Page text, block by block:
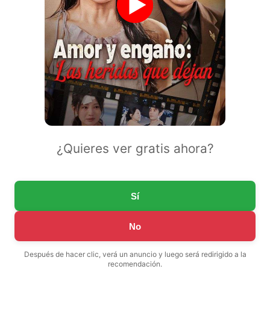
¿Quieres ver gratis ahora?
Sí
No
Después de hacer clic, verá un anuncio y luego será redirigido a la
recomendación.